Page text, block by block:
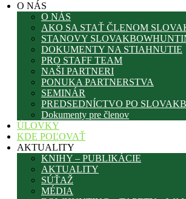
O NÁS
O NÁS
AKO SA STAŤ ČLENOM
STANOVY
DOKUMENTY NA STIAHNUTIE
PRO STAFF TEAM
NAŠI PARTNERI
PONUKA PARTNERSTVA
SEMINÁR
PREDSEDNÍCTVO PO
Dokumenty pre členov
ÚLOVKY
KDE POĽOVAŤ
AKTUALITY
KNIHY – PUBLIKÁCIE
AKTUALITY
SÚŤAŽ
MÉDIA